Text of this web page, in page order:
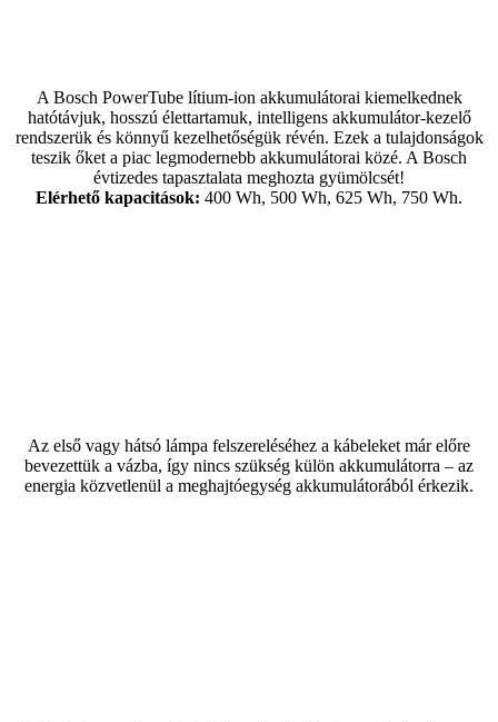
A Bosch PowerTube lítium-ion akkumulátorai kiemelkednek
hatótávjuk, hosszú élettartamuk, intelligens akkumulátor-kezelő
rendszerük és könnyű kezelhetőségük révén. Ezek a tulajdonságok
teszik őket a piac legmodernebb akkumulátorai közé. A Bosch
évtizedes tapasztalata meghozta gyümölcsét!
Elérhető kapacitások: 400 Wh, 500 Wh, 625 Wh, 750 Wh.
Az első vagy hátsó lámpa felszereléséhez a kábeleket már előre
bevezettük a vázba, így nincs szükség külön akkumulátorra – az
energia közvetlenül a meghajtóegység akkumulátorából érkezik.